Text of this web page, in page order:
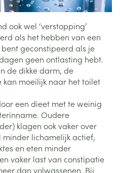
ook wel ‘verstopping’
als het hebben van een
geconstipeerd als je
geen ontlasting hebt.
de dikke darm, de
moeilijk naar het toilet
een dieet met te weinig
Oudere
klagen ook vaker over
minder lichamelijk actief,
en eten minder
vaker last van constipatie
dan volwassenen. Bij